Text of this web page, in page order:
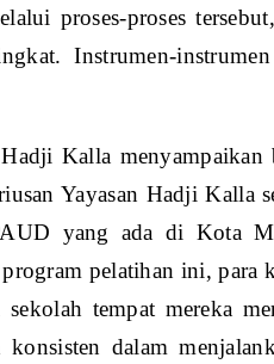
proses-proses
Instrumen-
Kalla
Yayasan Hadji Kalla
yang ada di Kota
pelatihan ini, para
tempat mereka
dalam